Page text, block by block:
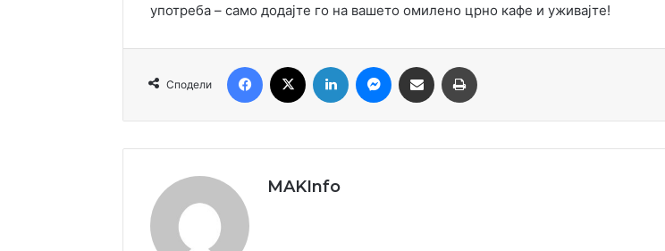
употреба – само додајте го на вашето омилено црно кафе и уживајте!
Сподели
Facebook LinkedIn MessengerСподели преку Емаил
MAKInfo